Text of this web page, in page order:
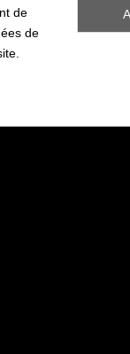
de
de